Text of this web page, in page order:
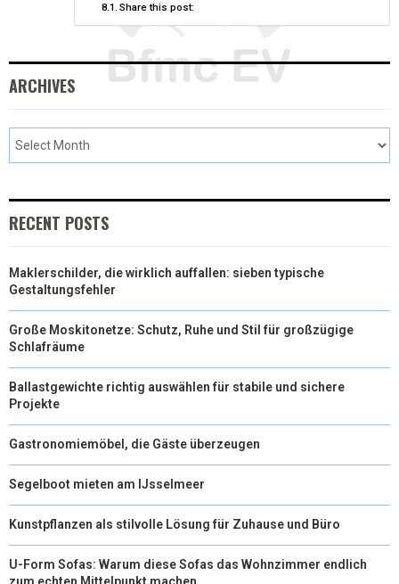
Share this post:
ARCHIVES
RECENT POSTS
Maklerschilder, die wirklich auffallen: sieben typische
Gestaltungsfehler
Große Moskitonetze: Schutz, Ruhe und Stil für großzügige
Schlafräume
Ballastgewichte richtig auswählen für stabile und sichere
Projekte
Gastronomiemöbel, die Gäste überzeugen
Segelboot mieten am IJsselmeer
Kunstpflanzen als stilvolle Lösung für Zuhause und Büro
U-Form Sofas: Warum diese Sofas das Wohnzimmer endlich
zum echten Mittelpunkt machen